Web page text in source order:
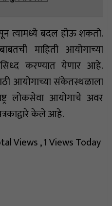
त्यामध्ये बदल होऊ शकतो.
माहिती आयोगाच्या
करण्यात येणार आहे.
आयोगाच्या संकेतस्थळाला
लोकसेवा आयोगाचे अवर
केले आहे.
Views, 1 Views Today